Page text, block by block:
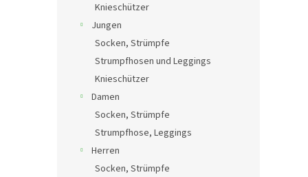
Knieschützer
Jungen
Socken, Strümpfe
Strumpfhosen und Leggings
Knieschützer
Damen
Socken, Strümpfe
Strumpfhose, Leggings
Herren
Socken, Strümpfe